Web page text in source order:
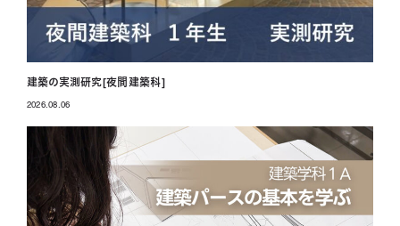
建築の実測研究[夜間建築科]
2026.08.06